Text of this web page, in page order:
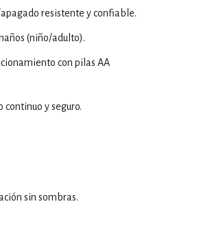
resistente y confiable.
(niño/adulto).
con pilas AA
continuo y seguro.
sin sombras.